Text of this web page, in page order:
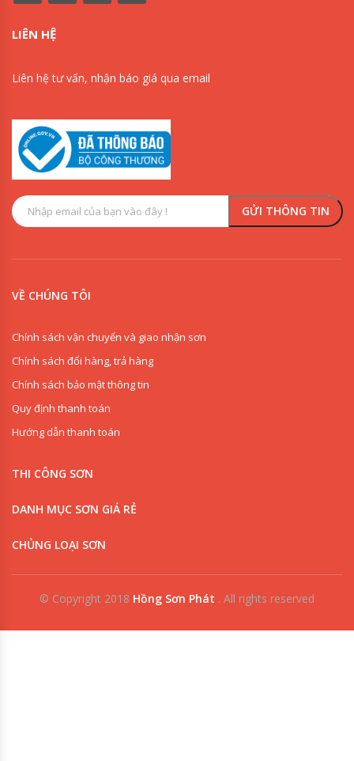
LIÊN HỆ
Liên hệ tư vấn, nhận báo giá qua email
VỀ CHÚNG TÔI
Chính sách vận chuyển và giao nhận sơn
Chính sách đổi hàng, trả hàng
Chính sách bảo mật thông tin
Quy định thanh toán
Hướng dẫn thanh toán
THI CÔNG SƠN
DANH MỤC SƠN GIÁ RẺ
CHỦNG LOẠI SƠN
© Copyright 2018 Hồng Sơn Phát . All rights reserved